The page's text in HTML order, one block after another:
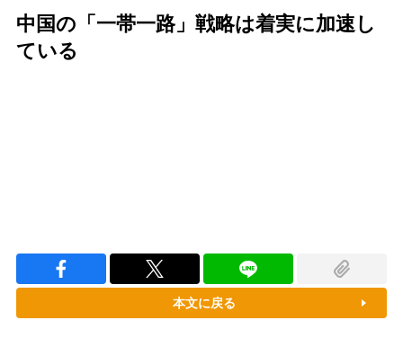
中国の「一帯一路」戦略は着実に加速し
ている
本文に戻る